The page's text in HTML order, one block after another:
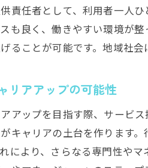
利用者へ
成功事例
埼玉県で地域
コミュニ
埼玉県の
地元で働
地域社会
責任者として、利用者一人
も良く、働きやすい環境が
ることが可能です。地域社
リアアップの可能性
アップを目指す際、サービ
キャリアの土台を作ります
により、さらなる専門性や